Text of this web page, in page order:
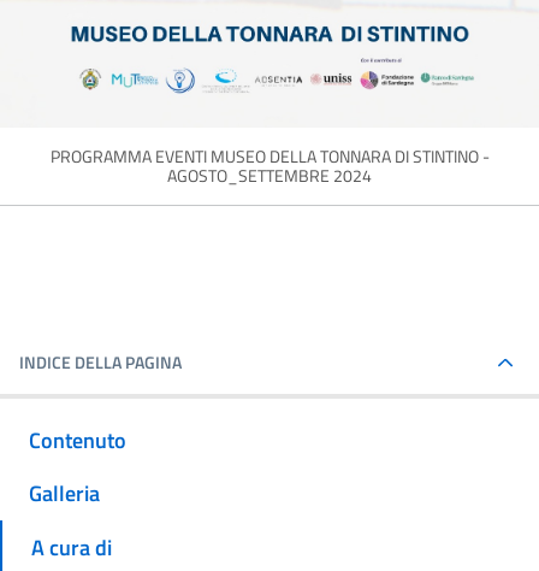
PROGRAMMA EVENTI MUSEO DELLA TONNARA DI STINTINO -
AGOSTO_SETTEMBRE 2024
INDICE DELLA PAGINA
Contenuto
Galleria
A cura di